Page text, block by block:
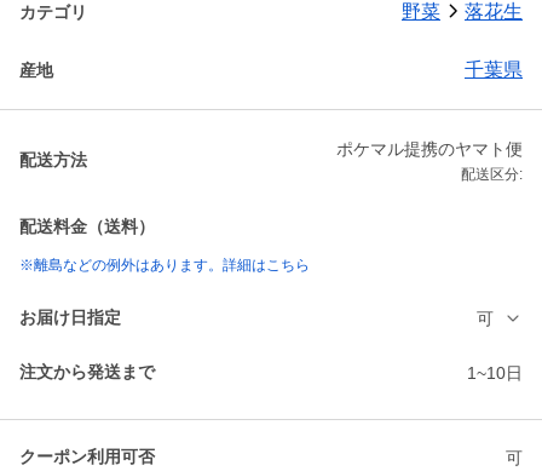
カテゴリ 野菜 落花生
産地 千葉県
配送方法
ポケマル提携のヤマト便
配送区分:
配送料金（送料）
※離島などの例外はあります。詳細はこちら
お届け日指定 可
注文から発送まで 1~10日
クーポン利用可否 可